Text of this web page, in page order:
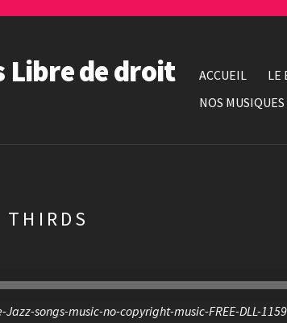
Libre de droit ACCUEIL LE
NOS
songs-music-no-copyright-music-FREE-DLL-